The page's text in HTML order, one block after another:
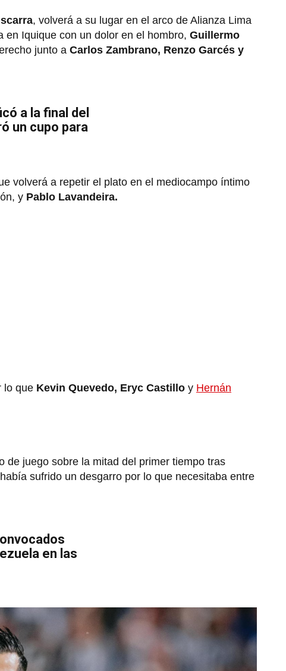
, volverá a su lugar en el arco de Alianza Lima
en Iquique con un dolor en el hombro, Guillermo
junto a Carlos Zambrano, Renzo Garcés y
a la final del
un cupo para
volverá a repetir el plato en el mediocampo íntimo
y Pablo Lavandeira.
lo que Kevin Quevedo, Eryc Castillo y Hernán
de juego sobre la mitad del primer tiempo tras
sufrido un desgarro por lo que necesitaba entre
en las